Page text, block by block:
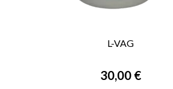
L-VAG
30,00 €